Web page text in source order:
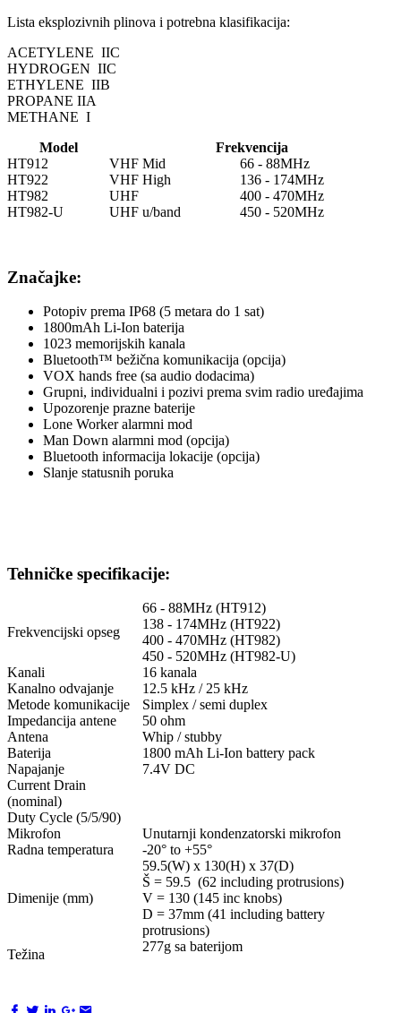
Lista eksplozivnih plinova i potrebna klasifikacija:
ACETYLENE IIC
HYDROGEN IIC
ETHYLENE IIB
PROPANE IIA
METHANE I
Model
Frekvencija
HT912
VHF Mid
66 - 88MHz
HT922
VHF High
136 - 174MHz
HT982
UHF
400 - 470MHz
HT982-U
UHF u/band 450 - 520MHz
Značajke:
Potopiv prema IP68 (5 metara do 1 sat)
1800mAh Li-Ion baterija
1023 memorijskih kanala
Bluetooth™ bežična komunikacija (opcija)
VOX hands free (sa audio dodacima)
Grupni, individualni i pozivi prema svim radio uređajima
Upozorenje prazne baterije
Lone Worker alarmni mod
Man Down alarmni mod (opcija)
Bluetooth informacija lokacije (opcija)
Slanje statusnih poruka
Tehničke specifikacije:
Frekvencijski opseg
66 - 88MHz (HT912)
138 - 174MHz (HT922)
400 - 470MHz (HT982)
450 - 520MHz (HT982-U)
Kanali
16 kanala
Kanalno odvajanje
12.5 kHz / 25 kHz
Metode komunikacije
Simplex / semi duplex
Impedancija antene
50 ohm
Antena
Whip / stubby
Baterija
1800 mAh Li-Ion battery pack
Napajanje
7.4V DC
Current Drain
(nominal)
Duty Cycle (5/5/90)
Mikrofon
Unutarnji kondenzatorski mikrofon
Radna temperatura
-20° to +55°
Dimenije (mm)
59.5(W) x 130(H) x 37(D)
Š = 59.5 (62 including protrusions)
V = 130 (145 inc knobs)
D = 37mm (41 including battery
protrusions)
Težina
277g sa baterijom